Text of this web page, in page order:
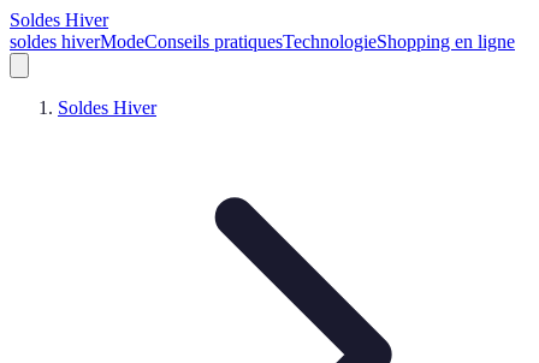
Soldes Hiver
soldes hiverModeConseils pratiquesTechnologieShopping en ligne
Soldes Hiver